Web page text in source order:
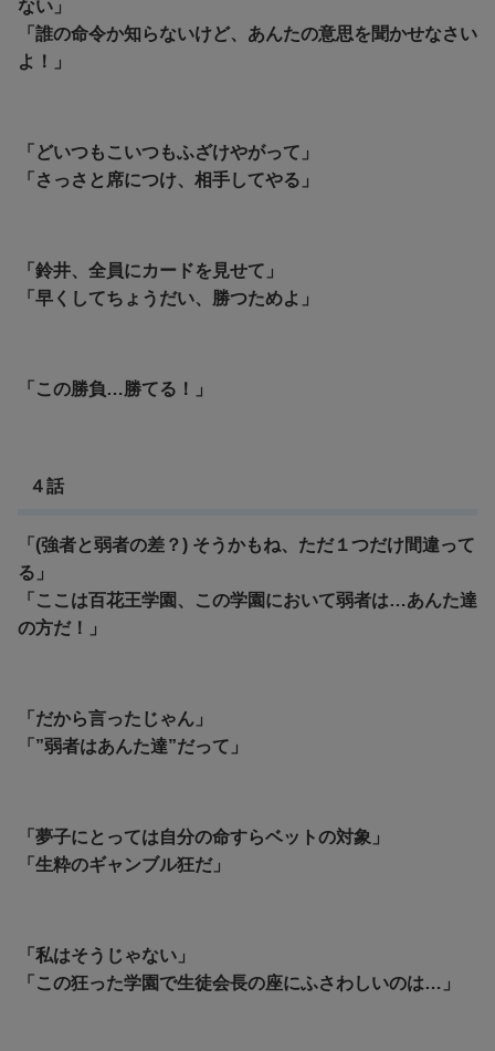
ない」
「誰の命令か知らないけど、あんたの意思を聞かせなさい
よ！」
「どいつもこいつもふざけやがって」
「さっさと席につけ、相手してやる」
「鈴井、全員にカードを見せて」
「早くしてちょうだい、勝つためよ」
「この勝負…勝てる！」
４話
「(強者と弱者の差？) そうかもね、ただ１つだけ間違って
る」
「ここは百花王学園、この学園において弱者は…あんた達
の方だ！」
「だから言ったじゃん」
「”弱者はあんた達”だって」
「夢子にとっては自分の命すらベットの対象」
「生粋のギャンブル狂だ」
「私はそうじゃない」
「この狂った学園で生徒会長の座にふさわしいのは…」